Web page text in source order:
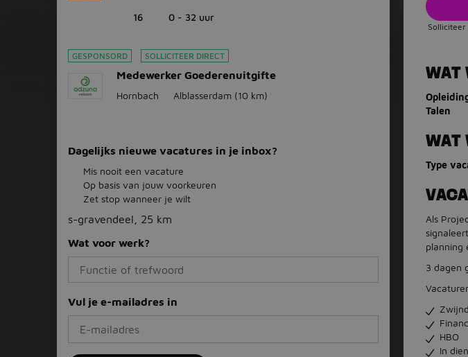
16 0 - 32 uur
GESPONSORD SOLLICITEER DIRECT
Medewerker Goederenuitgifte
Hornbach Alblasserdam (10 km)
Dagelijks nieuwe vacatures in je inbox?
Mis nooit een vacature
Op basis van jouw voorkeuren
Zet stop wanneer je wilt
s-gravendeel, 25 km
Wat voor werk?
Vul je e-mailadres in
WAT
Talen
WAT
Type
Als
planning
3 dagen
HBO
In